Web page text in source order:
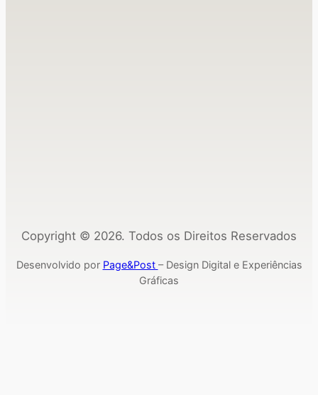
Copyright © 2026. Todos os Direitos Reservados
Desenvolvido por Page&Post – Design Digital e Experiências
Gráficas